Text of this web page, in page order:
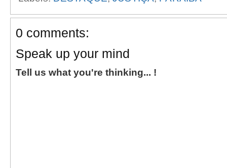
0 comments:
Speak up your mind
Tell us what you're thinking... !